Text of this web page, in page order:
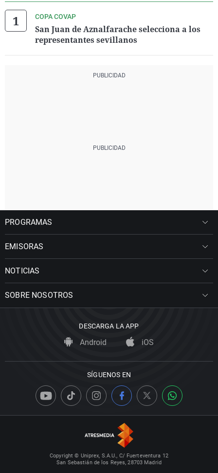
COPA COVAP
San Juan de Aznalfarache selecciona a los
representantes sevillanos
PROGRAMAS
EMISORAS
NOTICIAS
SOBRE NOSOTROS
DESCARGA LA APP
Android iOS
SÍGUENOS EN
Copyright © Uniprex, S.A.U., C/ Fuerteventura 12
San Sebastián de los Reyes, 28703 Madrid